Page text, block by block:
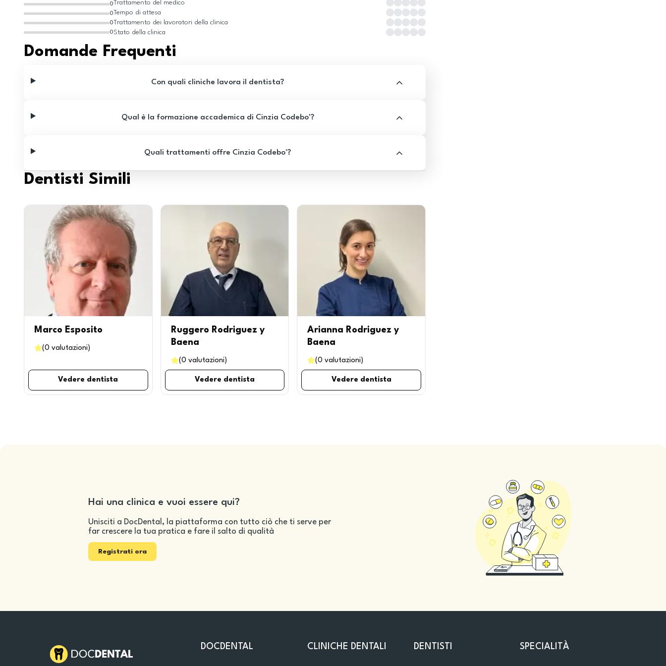
0
0
0
0Trattamento del medico
Tempo di attesa
Trattamento dei lavoratori della clinica
Stato della clinica
Domande Frequenti
Con quali cliniche lavora il dentista?
Qual è la formazione accademica di Cinzia Codebo'?
Quali trattamenti offre Cinzia Codebo'?
Dentisti Simili
Marco Esposito
(0 valutazioni )
Vedere dentista
Ruggero Rodriguez y
Baena
(0 valutazioni )
Vedere dentista
Arianna Rodriguez y
Baena
(0 valutazioni )
Vedere dentista
Hai una clinica e vuoi essere qui?
Unisciti a DocDental, la piattaforma con tutto ciò che ti serve per
far crescere la tua pratica e fare il salto di qualità
Registrati ora
DOCDENTAL CLINICHE DENTALI DENTISTI SPECIALITÀ